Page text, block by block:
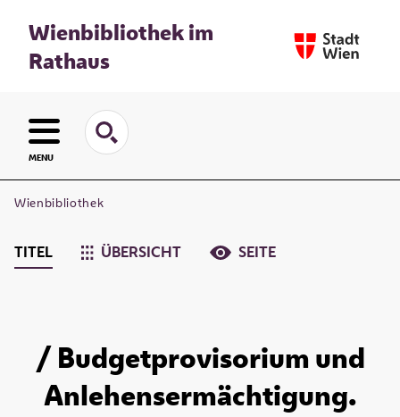
Wienbibliothek im
Rathaus
MENU
Wienbibliothek
TITEL ÜBERSICHT SEITE
/ Budgetprovisorium und
Anlehensermächtigung.